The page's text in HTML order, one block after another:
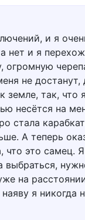
и я
нет и я
огромную
не
так,
несётся на
стала
А теперь
это самец.
на
я